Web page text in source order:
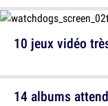
14 albums
10 jeux vidéo